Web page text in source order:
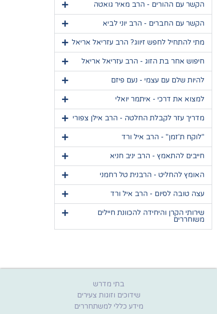
הקשר עם ההורים - הרב מאיר גואטה
הקשר עם החברים - הרב יוני לביא
מתי להתחיל לחפש זיווג? הרב עזריאל אריאל
חיפוש אחר בת הזוג - הרב עזריאל אריאל
להיות שלם עם עצמי - נעם פיזם
למצוא את דרכי - איתמר יואלי
מדריך עזר לקבלת החלטה - הרב אילן צפורי
"לוקח ת'זמן" - הרב איל ורד
חייבים להתאמץ - הרב יניב חניא
האומץ להחליט - הרבנית טל רחמני
עצה טובה לסיום - הרב איל ורד
שירותי הקרן והיחידה להכוונת חיילים
משוחררים
בתי מדרש
שידוכים וזוגות צעירים
מידע כללי למשתחררים